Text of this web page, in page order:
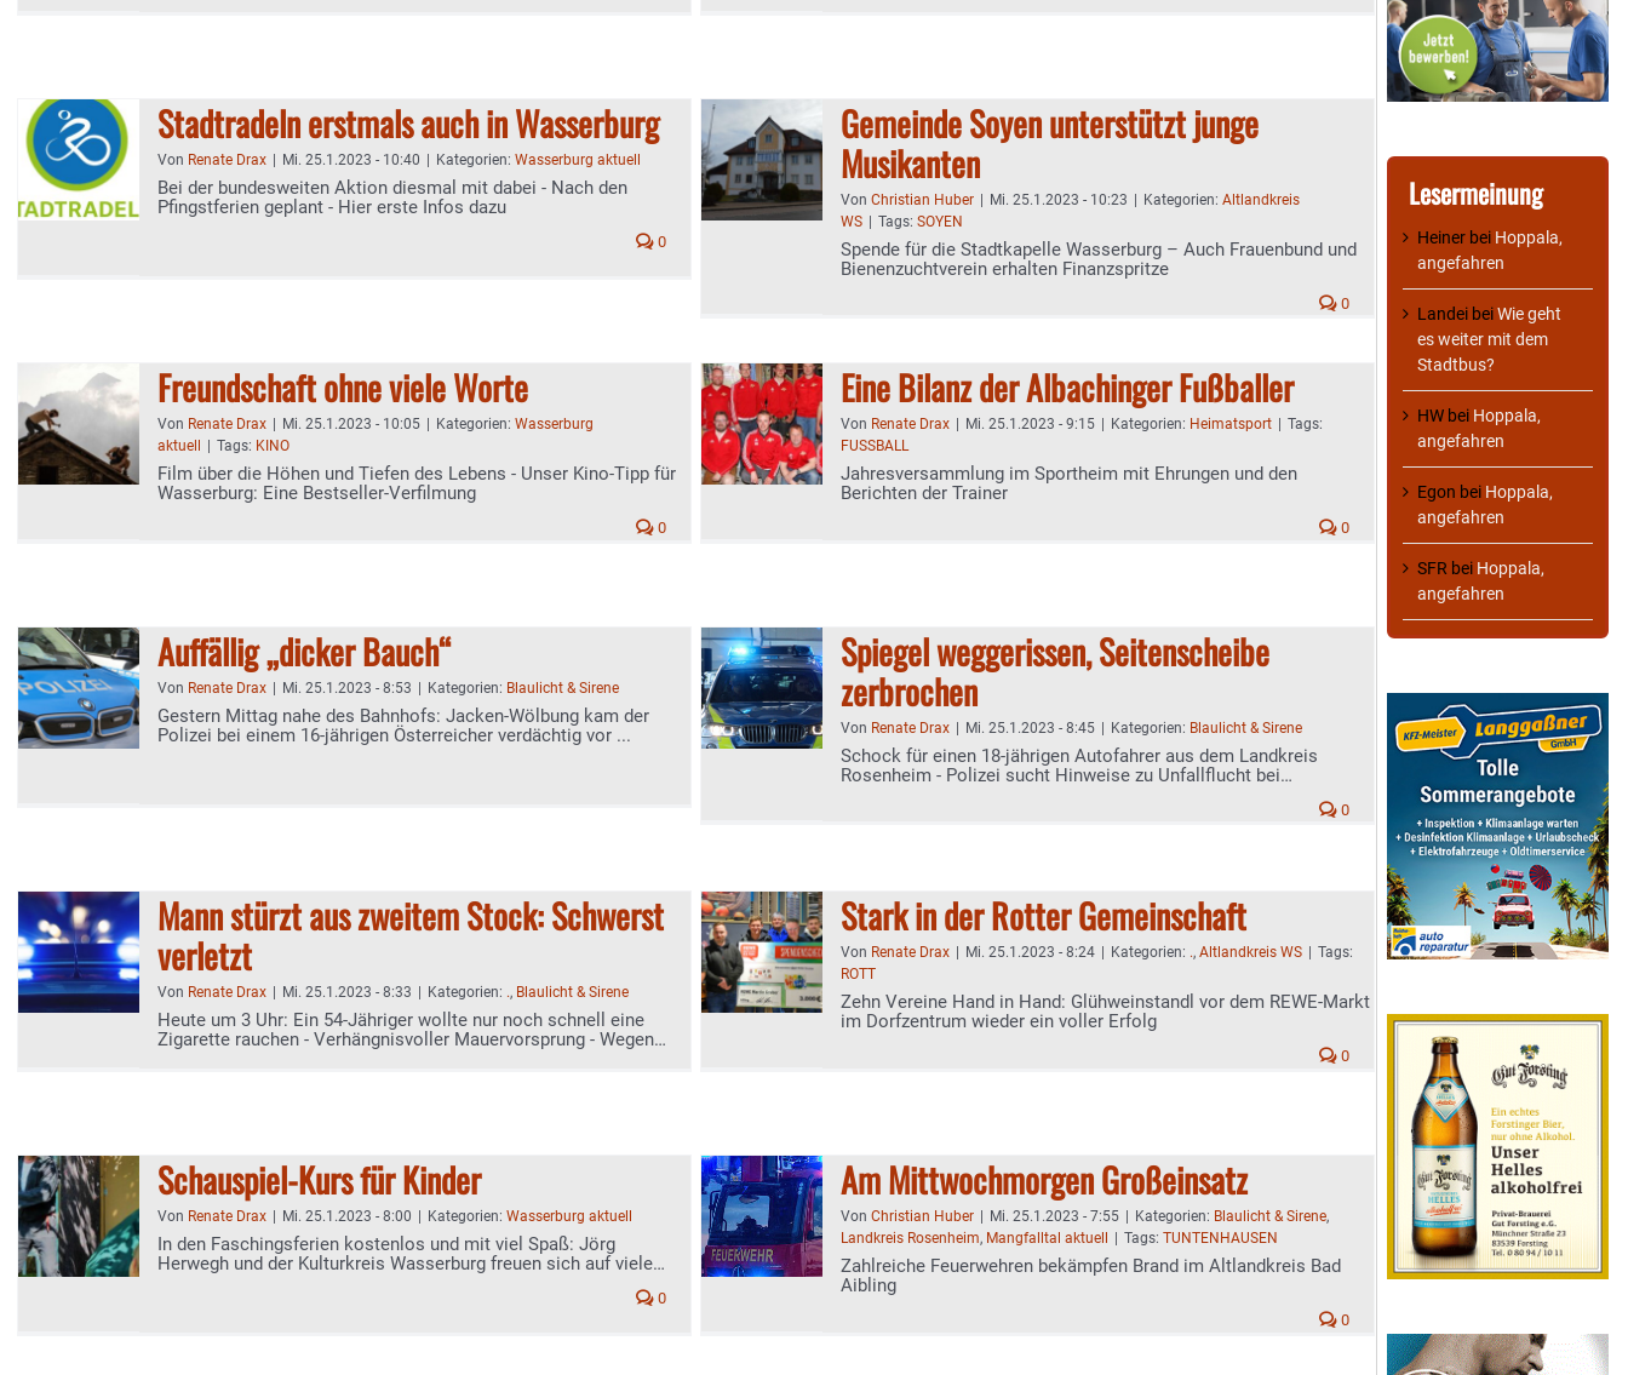
Stadtradeln erstmals auch in Wasserburg
Von Renate Drax Mi. 25.1.2023 - 10:40 Kategorien: Wasserburg aktuell
Bei der bundesweiten Aktion diesmal mit dabei - Nach den
Pfingstferien geplant - Hier erste Infos dazu
0
Gemeinde Soyen unterstützt junge
Musikanten​
Von Christian Huber Mi. 25.1.2023 - 10:23 Kategorien: Altlandkreis
WS
Tags: SOYEN
Spende für die Stadtkapelle Wasserburg – Auch Frauenbund und
Bienenzuchtverein erhalten Finanzspritze
0
Freundschaft ohne viele Worte
Von Renate Drax Mi. 25.1.2023 - 10:05 Kategorien: Wasserburg
aktuell
Tags: KINO
Film über die Höhen und Tiefen des Lebens - Unser Kino-Tipp für
Wasserburg: Eine Bestseller-Verfilmung
0
Eine Bilanz der Albachinger Fußballer
Von Renate Drax Mi. 25.1.2023 - 9:15 Kategorien: Heimatsport
Tags:
FUSSBALL
Jahresversammlung im Sportheim mit Ehrungen und den
Berichten der Trainer
0
Auffällig „dicker Bauch“
Von Renate Drax Mi. 25.1.2023 - 8:53 Kategorien: Blaulicht & Sirene
Gestern Mittag nahe des Bahnhofs: Jacken-Wölbung kam der
Polizei bei einem 16-jährigen Österreicher verdächtig vor ...
Spiegel weggerissen, Seitenscheibe
zerbrochen
Von Renate Drax Mi. 25.1.2023 - 8:45 Kategorien: Blaulicht & Sirene
Schock für einen 18-jährigen Autofahrer aus dem Landkreis
Rosenheim - Polizei sucht Hinweise zu Unfallflucht bei
0
Mann stürzt aus zweitem Stock: Schwerst
verletzt
Von Renate Drax Mi. 25.1.2023 - 8:33 Kategorien: ., Blaulicht & Sirene
Heute um 3 Uhr: Ein 54-Jähriger wollte nur noch schnell eine
Zigarette rauchen - Verhängnisvoller Mauervorsprung - Wegen
Stark in der Rotter Gemeinschaft
Von Renate Drax Mi. 25.1.2023 - 8:24 Kategorien: ., Altlandkreis WS
Tags:
ROTT
Zehn Vereine Hand in Hand: Glühweinstandl vor dem REWE-Markt
im Dorfzentrum wieder ein voller Erfolg
0
Schauspiel-Kurs für Kinder
Von Renate Drax Mi. 25.1.2023 - 8:00 Kategorien: Wasserburg aktuell
In den Faschingsferien kostenlos und mit viel Spaß: Jörg
Herwegh und der Kulturkreis Wasserburg freuen sich auf viele
0
Am Mittwochmorgen Großeinsatz
Von Christian Huber Mi. 25.1.2023 - 7:55 Kategorien: Blaulicht & Sirene,
Landkreis Rosenheim, Mangfalltal aktuell Tags: TUNTENHAUSEN
Zahlreiche Feuerwehren bekämpfen Brand im Altlandkreis Bad
Aibling
0
Lesermeinung
Heiner bei Hoppala,
angefahren
Landei beiWie geht
es weiter mit dem
Stadtbus?
HW bei Hoppala,
angefahren
Egon bei Hoppala,
angefahren
SFR bei Hoppala,
angefahren